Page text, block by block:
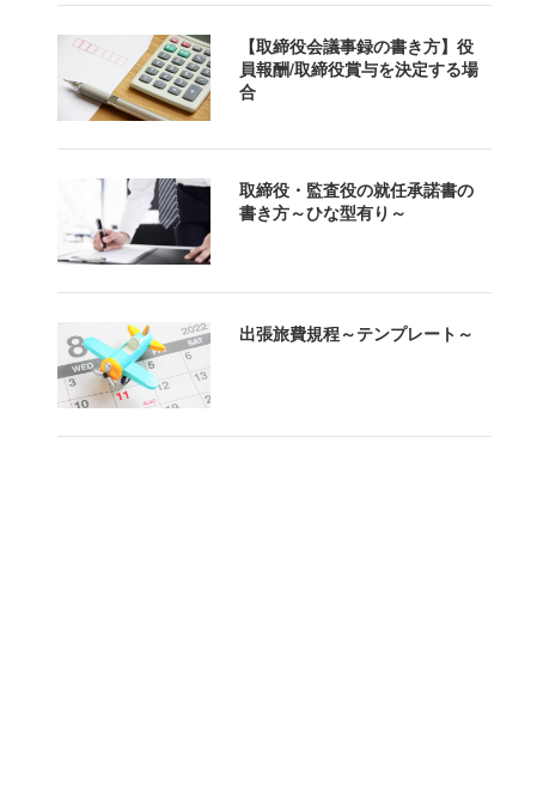
【取締役会議事録の書き方】役
員報酬/取締役賞与を決定する場
合
取締役・監査役の就任承諾書の
書き方～ひな型有り～
出張旅費規程～テンプレート～